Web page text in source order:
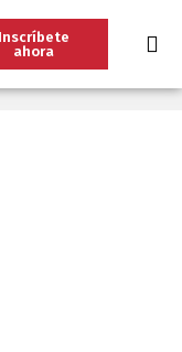
Inscríbete
ahora